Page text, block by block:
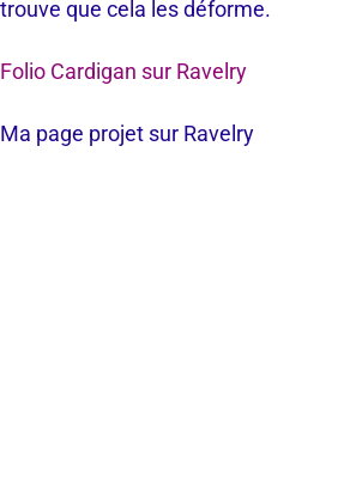
trouve que cela les déforme.
Folio Cardigan sur Ravelry
Ma page projet sur Ravelry